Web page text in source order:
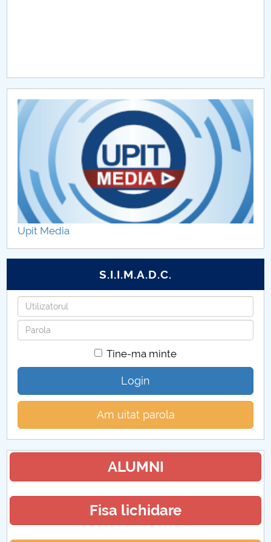
Upit Media
S.I.I.M.A.D.C.
Utilizatorul
Parola
Tine-ma minte
Login
Am uitat parola
ALUMNI
Fisa lichidare